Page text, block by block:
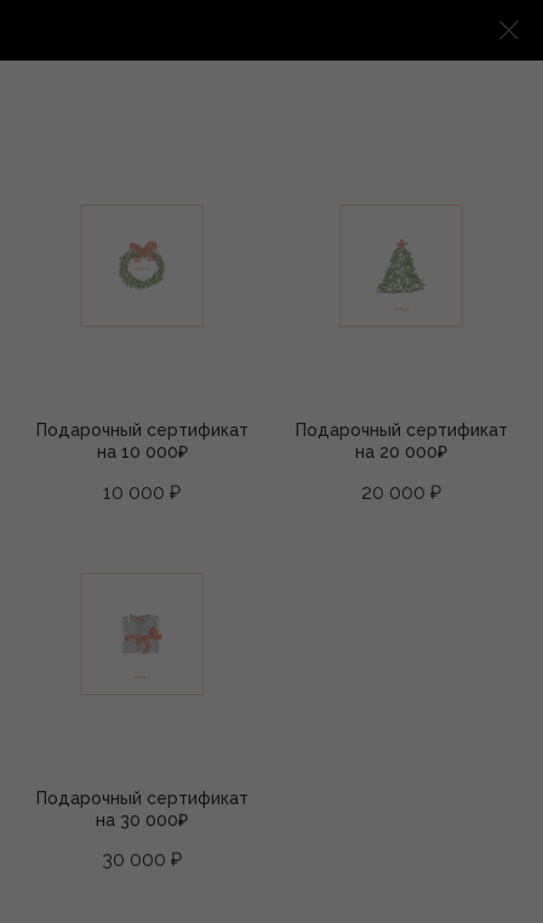
Подарочный сертификат
на 10 000₽
10 000 ₽
Подарочный сертификат
на 20 000₽
20 000 ₽
Подарочный сертификат
на 30 000₽
30 000 ₽